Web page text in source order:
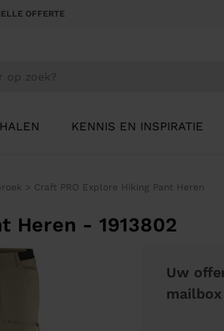
OFFERTE
KENNIS EN INSPIRATIE
> Craft PRO Explore Hiking Pant Heren
Heren - 1913802
Uw
mailbox